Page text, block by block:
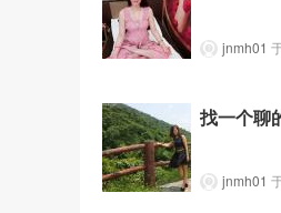
jnmh01
找一个聊
jnmh01